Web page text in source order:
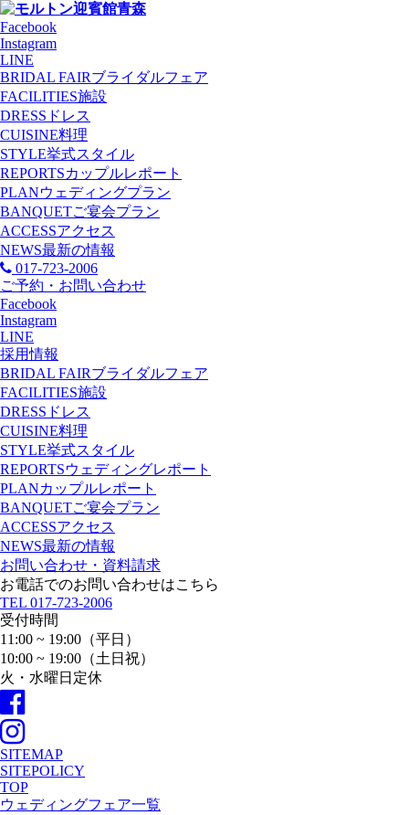
Facebook
Instagram
LINE
BRIDAL FAIRブライダルフェア
FACILITIES施設
DRESS ドレス
CUISINE料理
STYLE挙式スタイル
REPORTSカップルレポート
PLANウェディングプラン
BANQUETご宴会プラン
ACCESSアクセス
NEWS最新の情報
017-723-2006
ご予約・お問い合わせ
Facebook
Instagram
LINE
採用情報
BRIDAL FAIRブライダルフェア
FACILITIES施設
DRESS ドレス
CUISINE料理
STYLE挙式スタイル
REPORTSウェディングレポート
PLANカップルレポート
BANQUETご宴会プラン
ACCESSアクセス
NEWS最新の情報
お問い合わせ・資料請求
お電話でのお問い合わせはこちら
TEL 017-723-2006
受付時間
11:00 ~ 19:00（平日）
10:00 ~ 19:00（土日祝）
火・水曜日定休
SITEMAP
SITEPOLICY
TOP
ウェディングフェア一覧